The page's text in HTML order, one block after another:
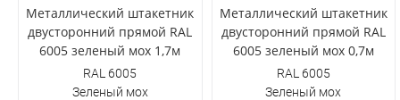
Металлический штакетник
двусторонний прямой RAL
6005 зеленый мох 1,7м
RAL 6005
Зеленый мох
Металлический штакетник
двусторонний прямой RAL
6005 зеленый мох 0,7м
RAL 6005
Зеленый мох